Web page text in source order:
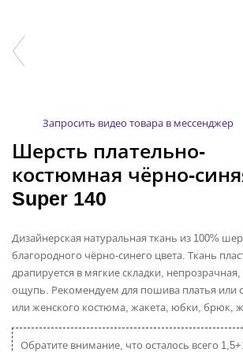
Запросить видео товара в мессенджер
Шерсть плательно-
костюмная чёрно-
Super 140
Дизайнерская натуральная ткань из 100%
благородного чёрно-синего цвета. Ткань
драпируется в мягкие складки,
ощупь. Рекомендуем для пошива платья или
или женского костюма, жакета, юбки, брюк,
Обратите внимание, что осталось всего